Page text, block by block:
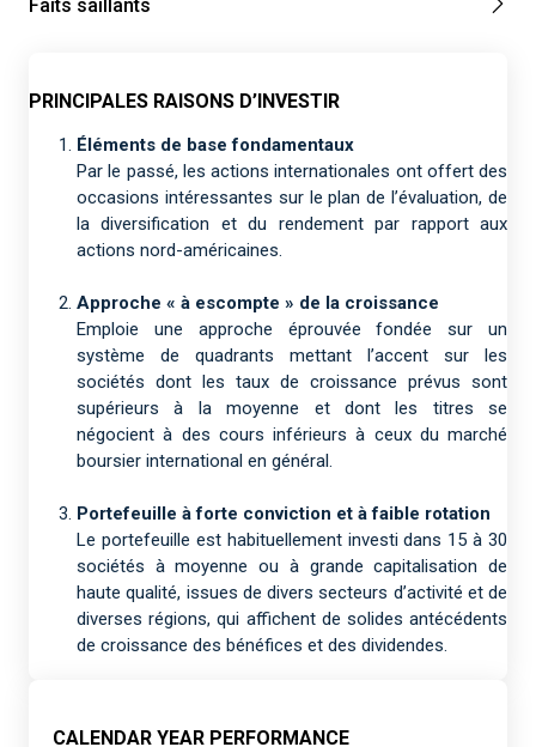
Faits saillants
PRINCIPALES RAISONS D’INVESTIR
Éléments de base fondamentaux
Par le passé, les actions internationales ont offert des
occasions intéressantes sur le plan de l’évaluation, de
la diversification et du rendement par rapport aux
actions nord-américaines.
Approche « à escompte » de la croissance
Emploie une approche éprouvée fondée sur un
système de quadrants mettant l’accent sur les
sociétés dont les taux de croissance prévus sont
supérieurs à la moyenne et dont les titres se
négocient à des cours inférieurs à ceux du marché
boursier international en général.
Portefeuille à forte conviction et à faible rotation
Le portefeuille est habituellement investi dans 15 à 30
sociétés à moyenne ou à grande capitalisation de
haute qualité, issues de divers secteurs d’activité et de
diverses régions, qui affichent de solides antécédents
de croissance des bénéfices et des dividendes.
CALENDAR YEAR PERFORMANCE